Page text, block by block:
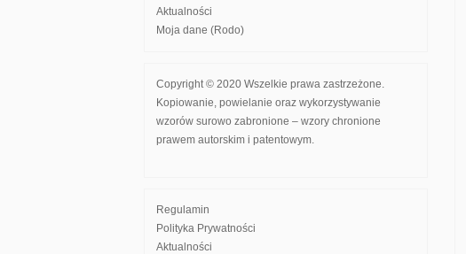
Aktualności
Moja dane (Rodo)
Copyright © 2020 Wszelkie prawa zastrzeżone.
Kopiowanie, powielanie oraz wykorzystywanie
wzorów surowo zabronione – wzory chronione
prawem autorskim i patentowym.
Regulamin
Polityka Prywatności
Aktualności